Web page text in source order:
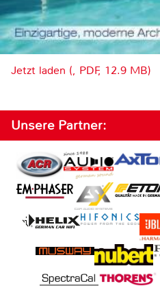
Jetzt laden (, PDF, 12.9 MB)
Unsere Partner: